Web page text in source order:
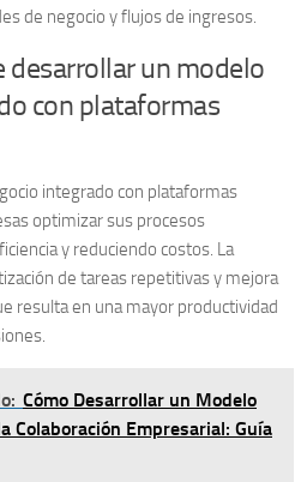
de negocio y flujos de ingresos.
desarrollar un modelo
con plataformas
integrado con plataformas
optimizar sus procesos
y reduciendo costos. La
de tareas repetitivas y mejora
resulta en una mayor productividad
Cómo Desarrollar un Modelo
Colaboración Empresarial: Guía